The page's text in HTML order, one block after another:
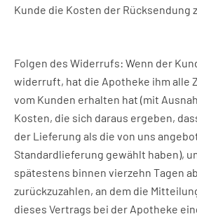
Kunde die Kosten der Rücksendung
Folgen des Widerrufs: Wenn der
widerruft, hat die Apotheke ihm alle
vom Kunden erhalten hat (mit
Kosten, die sich daraus ergeben,
der Lieferung als die von uns
Standardlieferung gewählt haben),
spätestens binnen vierzehn Tagen
zurückzuzahlen, an dem die
dieses Vertrags bei der Apotheke